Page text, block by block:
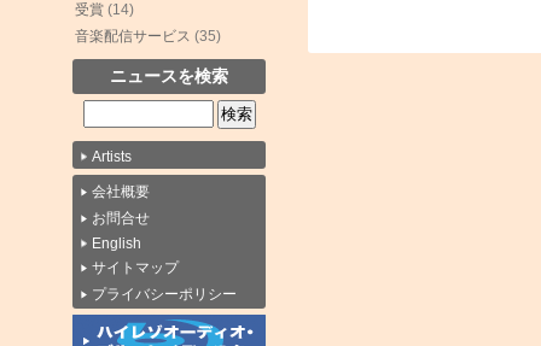
受賞 (14)
音楽配信サービス (35)
ニュースを検索
Artists
会社概要
お問合せ
English
サイトマップ
プライバシーポリシー